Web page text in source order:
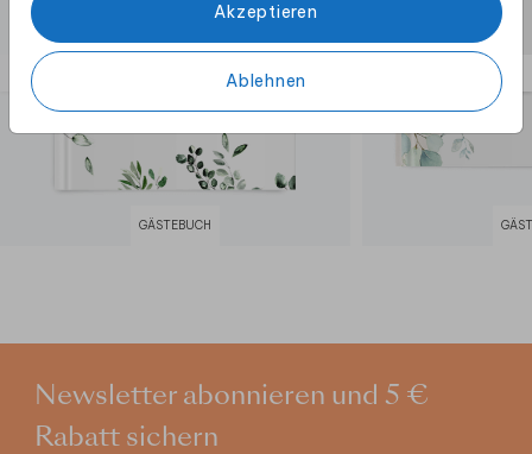
Akzeptieren
Ablehnen
GÄSTEBUCH
Newsletter abonnieren und 5 €
Rabatt sichern